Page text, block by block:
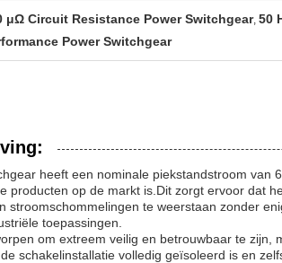
μΩ Circuit Resistance Power Switchgear, 50
Power Switchgear
heeft een nominale piekstandstroom van
producten op de markt is.Dit zorgt ervoor dat
stroomschommelingen te weerstaan zonder
toepassingen.
om extreem veilig en betrouwbaar te zijn,
schakelinstallatie volledig geïsoleerd is en